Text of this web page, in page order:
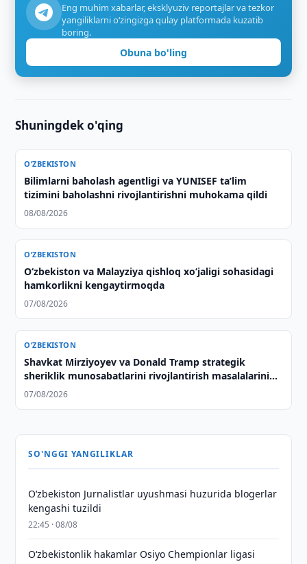
Eng muhim xabarlar, eksklyuziv reportajlar va tezkor
yangiliklarni o‘zingizga qulay platformada kuzatib
boring.
Obuna bo'ling
Shuningdek o'qing
O‘ZBEKISTON
Bilimlarni baholash agentligi va YUNISEF taʼlim
tizimini baholashni rivojlantirishni muhokama qildi
08/08/2026
O‘ZBEKISTON
Oʻzbekiston va Malayziya qishloq xoʻjaligi sohasidagi
hamkorlikni kengaytirmoqda
07/08/2026
O‘ZBEKISTON
Shavkat Mirziyoyev va Donald Tramp strategik
sheriklik munosabatlarini rivojlantirish masalalarini
muhokama qilishdi
07/08/2026
SO'NGGI YANGILIKLAR
O‘zbekiston Jurnalistlar uyushmasi huzurida blogerlar
kengashi tuzildi
22:45 · 08/08
O‘zbekistonlik hakamlar Osiyo Chempionlar ligasi